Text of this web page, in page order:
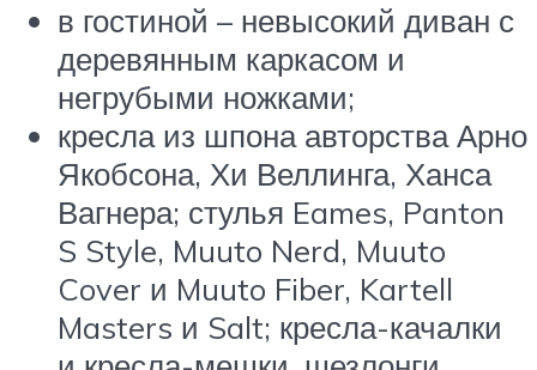
в гостиной – невысокий диван с
деревянным каркасом и
негрубыми ножками;
кресла из шпона авторства Арно
Якобсона, Хи Веллинга, Ханса
Вагнера; стулья Eames, Panton
S Style, Muuto Nerd, Muuto
Cover и Muuto Fiber, Kartell
Masters и Salt; кресла-качалки